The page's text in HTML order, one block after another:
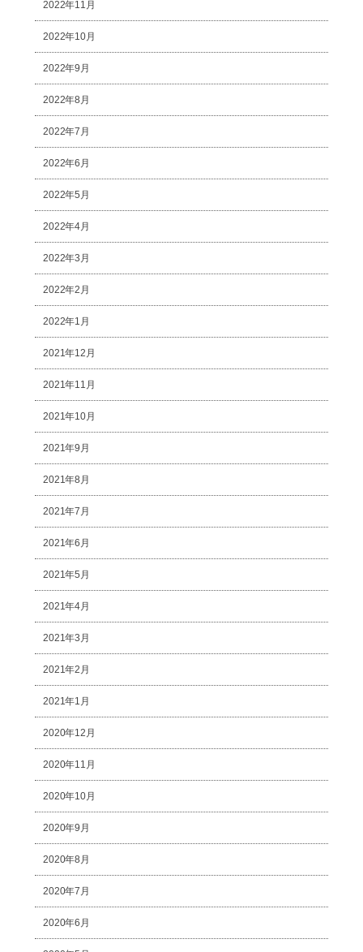
2022年11月
2022年10月
2022年9月
2022年8月
2022年7月
2022年6月
2022年5月
2022年4月
2022年3月
2022年2月
2022年1月
2021年12月
2021年11月
2021年10月
2021年9月
2021年8月
2021年7月
2021年6月
2021年5月
2021年4月
2021年3月
2021年2月
2021年1月
2020年12月
2020年11月
2020年10月
2020年9月
2020年8月
2020年7月
2020年6月